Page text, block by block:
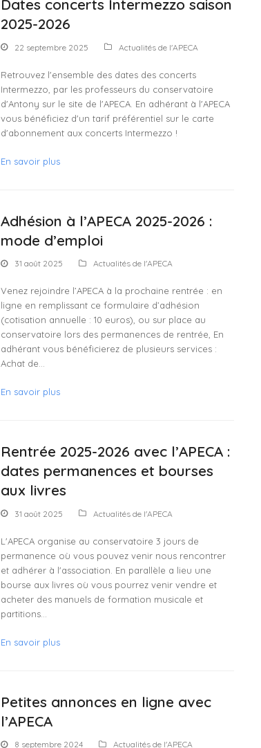
Dates concerts Intermezzo saison
2025-2026
22 septembre 2025 Actualités de l'APECA
Retrouvez l'ensemble des dates des concerts
Intermezzo, par les professeurs du conservatoire
d'Antony sur le site de l'APECA. En adhérant à l'APECA
vous bénéficiez d'un tarif préférentiel sur le carte
d'abonnement aux concerts Intermezzo !
En savoir plus
Adhésion à l’APECA 2025-2026 :
mode d’emploi
31 août 2025 Actualités de l'APECA
Venez rejoindre l’APECA à la prochaine rentrée : en
ligne en remplissant ce formulaire d’adhésion
(cotisation annuelle : 10 euros), ou sur place au
conservatoire lors des permanences de rentrée, En
adhérant vous bénéficierez de plusieurs services :
Achat de…
En savoir plus
Rentrée 2025-2026 avec l’APECA :
dates permanences et bourses
aux livres
31 août 2025 Actualités de l'APECA
L'APECA organise au conservatoire 3 jours de
permanence où vous pouvez venir nous rencontrer
et adhérer à l'association. En parallèle a lieu une
bourse aux livres où vous pourrez venir vendre et
acheter des manuels de formation musicale et
partitions…
En savoir plus
Petites annonces en ligne avec
l’APECA
8 septembre 2024 Actualités de l'APECA